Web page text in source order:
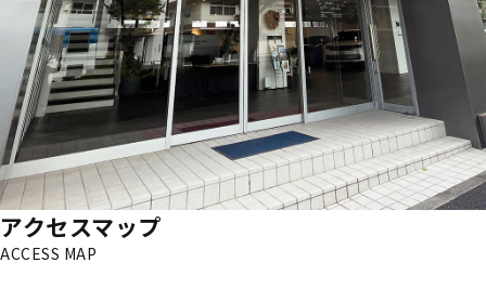
アクセスマップ
ACCESS MAP